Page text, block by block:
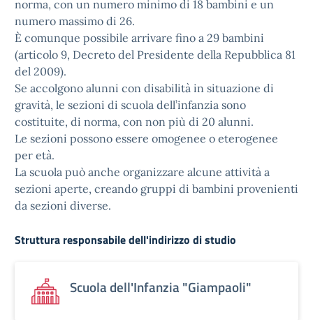
norma, con un numero minimo di 18 bambini e un
numero massimo di 26.
È comunque possibile arrivare fino a 29 bambini
(articolo 9, Decreto del Presidente della Repubblica 81
del 2009).
Se accolgono alunni con disabilità in situazione di
gravità, le sezioni di scuola dell’infanzia sono
costituite, di norma, con non più di 20 alunni.
Le sezioni possono essere omogenee o eterogenee
per età.
La scuola può anche organizzare alcune attività a
sezioni aperte, creando gruppi di bambini provenienti
da sezioni diverse.
Struttura responsabile dell'indirizzo di studio
Scuola dell'Infanzia "Giampaoli"